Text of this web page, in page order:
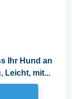
Ihr Hund an
Leicht, mit...